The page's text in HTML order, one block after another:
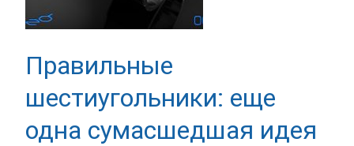
Правильные
шестиугольники: еще
одна сумасшедшая идея